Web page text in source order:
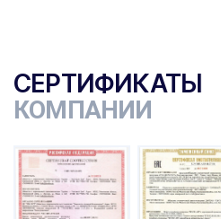
СЕРТИФИКАТЫ
КОМПАНИИ